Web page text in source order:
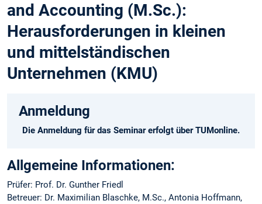
and Accounting (M.Sc.):
Herausforderungen in kleinen
und mittelständischen
Unternehmen (KMU)
Anmeldung
Die Anmeldung für das Seminar erfolgt über TUMonline.
Allgemeine Informationen:
Prüfer: Prof. Dr. Gunther Friedl
Betreuer: Dr. Maximilian Blaschke, M.Sc., Antonia Hoffmann,